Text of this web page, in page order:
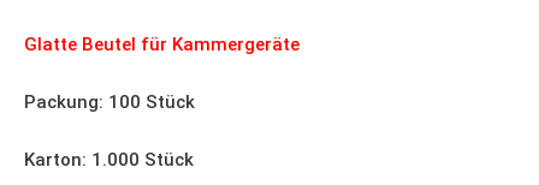
Glatte Beutel für Kammergeräte
Packung: 100 Stück
Karton: 1.000 Stück